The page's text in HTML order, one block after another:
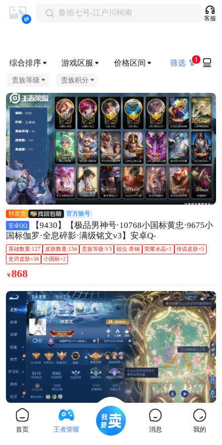
鲁班七号-江户川柯南
客服
综合排序 游戏区服 价格区间 筛选 1
贵族等级 贵族积分
秒发货 官方验号
安卓QQ
国标伽罗·全息碎影·满级铭文v3】安卓Q-
英雄数量:127 皮肤数量:156 贵族等级:V3 段位:青铜 荣耀水晶×1
传说皮肤×5
史诗皮肤×36
小国标×2
￥868
秒发货 官方验号
苹果QQ
等】苹果Q-129英雄【1珍品无双】馥梦繁花【3珍品传
首页 王者荣耀 消息 我的